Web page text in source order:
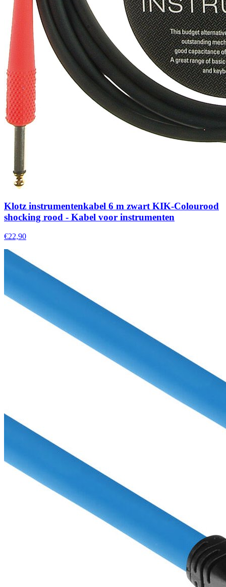
Klotz instrumentenkabel 6 m zwart KIK-Colourood
shocking rood - Kabel voor instrumenten
€22,90